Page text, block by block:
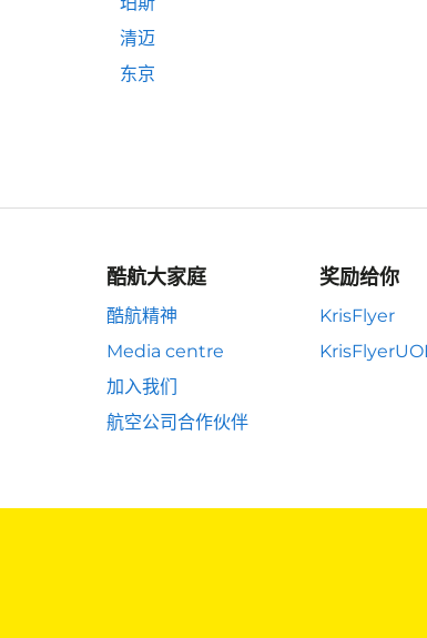
清迈
东京
酷航大家庭
酷航精神
Media centre
加入我们
航空公司合作伙伴
奖励给你
KrisFlyer